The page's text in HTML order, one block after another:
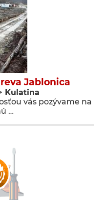
Jablonica
Kulatina
vás pozývame na
…